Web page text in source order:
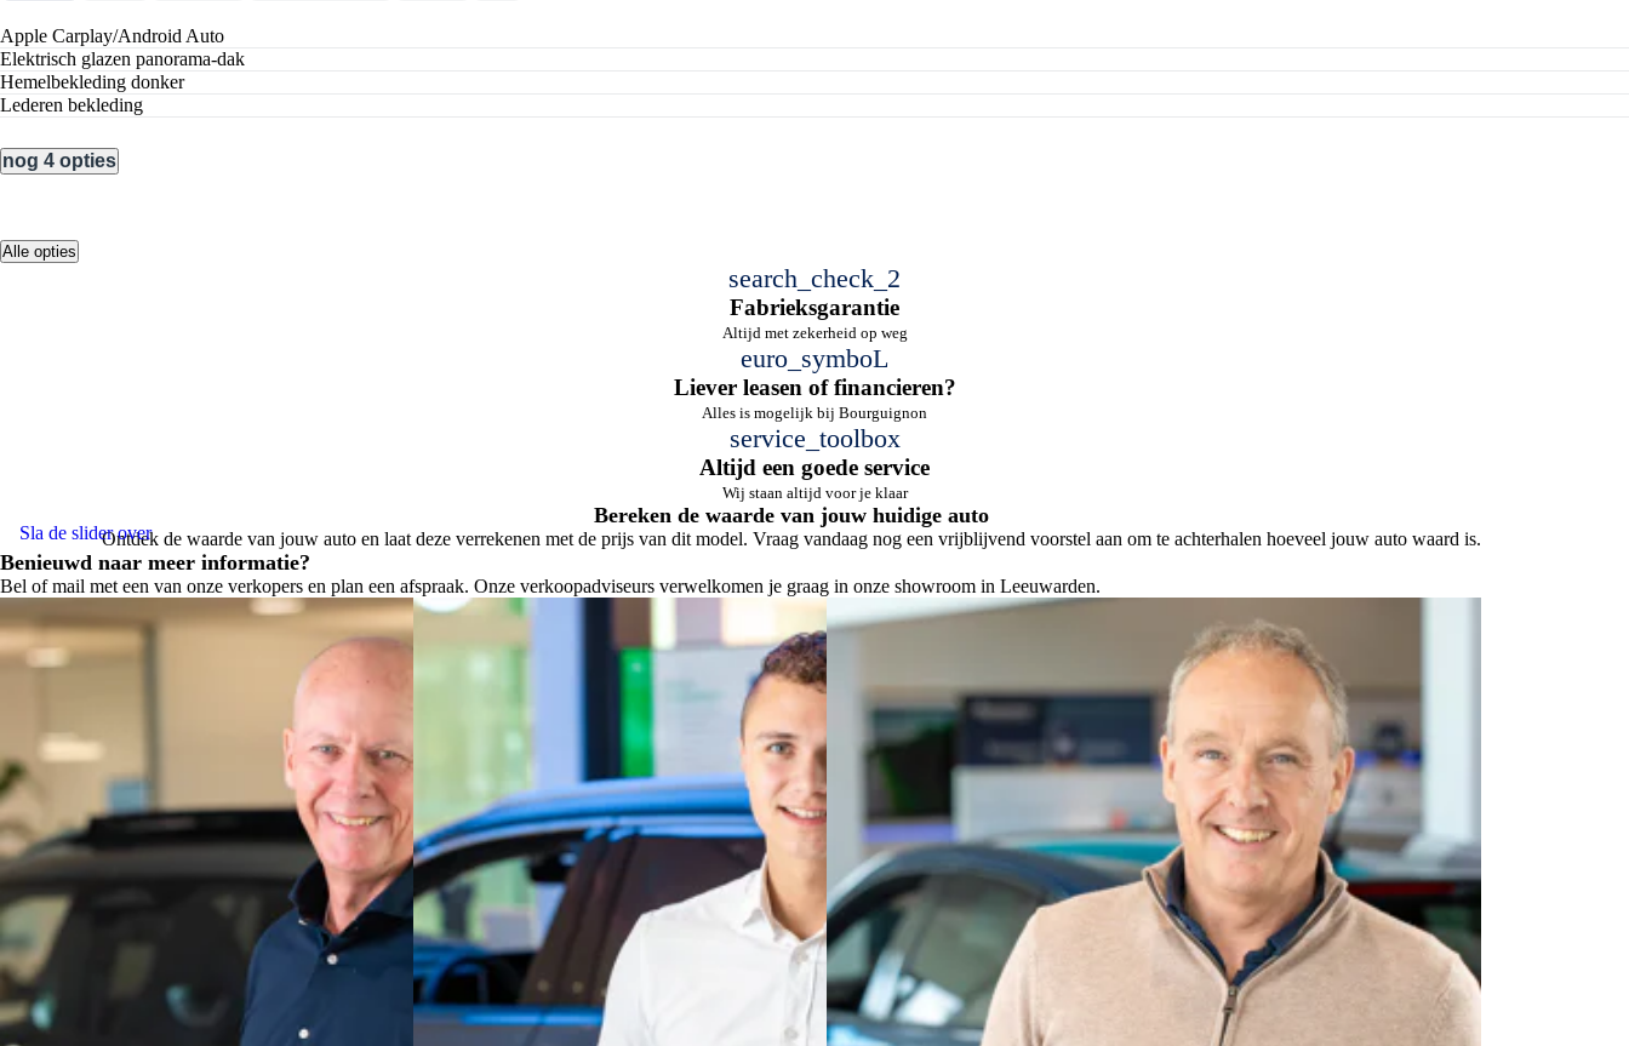
Apple Carplay/Android Auto
elektrisch glazen panorama-dak
hemelbekleding donker
lederen bekleding
nog 4 opties
Alle opties
search_check_2
Fabrieksgarantie
Altijd met zekerheid op weg
euro_symboL
Liever leasen of financieren?
Alles is mogelijk bij Bourguignon
service_toolbox
Altijd een goede service
Wij staan altijd voor je klaar
Bereken de waarde van jouw huidige auto
Ontdek de waarde van jouw auto en laat deze verrekenen met de prijs van dit model. Vraag vandaag nog een vrijblijvend voorstel aan om te achterhalen hoeveel jouw auto waard is.
Benieuwd naar meer informatie?
Bel of mail met een van onze verkopers en plan een afspraak. Onze verkoopadviseurs verwelkomen je graag in onze showroom in Leeuwarden.
Sla de slider over